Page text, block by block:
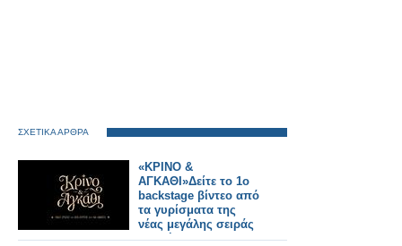
ΣΧΕΤΙΚΑ ΑΡΘΡΑ
«ΚΡΙΝΟ &
ΑΓΚΑΘΙ»Δείτε το 1ο
backstage βίντεο από
τα γυρίσματα της
νέας μεγάλης σειράς
εποχής του ΑΝΤ1